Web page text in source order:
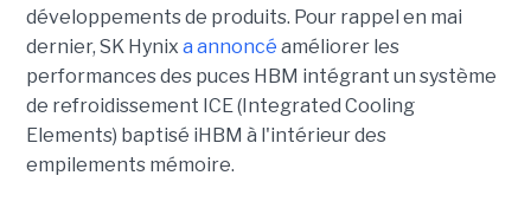
développements de produits. Pour rappel en mai
dernier, SK Hynix a annoncé améliorer les
performances des puces HBM intégrant un système
de refroidissement ICE (Integrated Cooling
Elements) baptisé iHBM à l'intérieur des
empilements mémoire.